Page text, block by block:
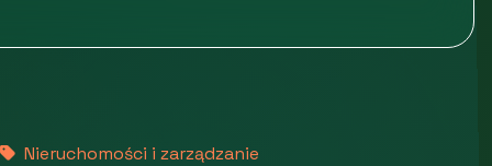
Nieruchomości i zarządzanie